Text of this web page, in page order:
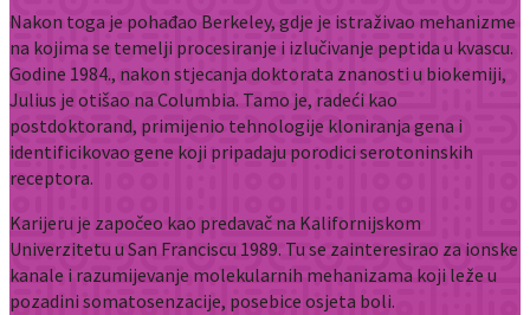
Nakon toga je pohađao Berkeley, gdje je istraživao mehanizme
na kojima se temelji procesiranje i izlučivanje peptida u kvascu.
Godine 1984., nakon stjecanja doktorata znanosti u biokemiji,
Julius je otišao na Columbia. Tamo je, radeći kao
postdoktorand, primijenio tehnologije kloniranja gena i
identificikovao gene koji pripadaju porodici serotoninskih
receptora.
Karijeru je započeo kao predavač na Kalifornijskom
Univerzitetu u San Franciscu 1989. Tu se zainteresirao za ionske
kanale i razumijevanje molekularnih mehanizama koji leže u
pozadini somatosenzacije, posebice osjeta boli.